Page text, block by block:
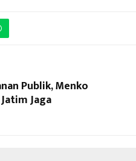
Publik, Menko
Jaga